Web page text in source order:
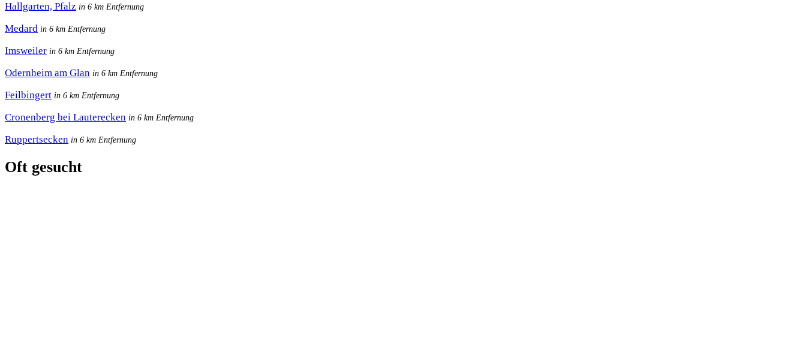
Hallgarten, Pfalz in 6 km Entfernung
Medard in 6 km Entfernung
Imsweiler in 6 km Entfernung
Odernheim am Glan in 6 km Entfernung
Feilbingert in 6 km Entfernung
Cronenberg bei Lauterecken in 6 km Entfernung
Ruppertsecken in 6 km Entfernung
Oft gesucht